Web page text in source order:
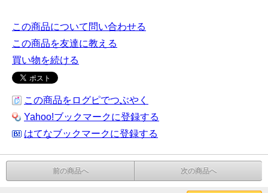
この商品について問い合わせる
この商品を友達に教える
買い物を続ける
この商品をログピでつぶやく
Yahoo!ブックマークに登録する
はてなブックマークに登録する
前の商品へ 次の商品へ